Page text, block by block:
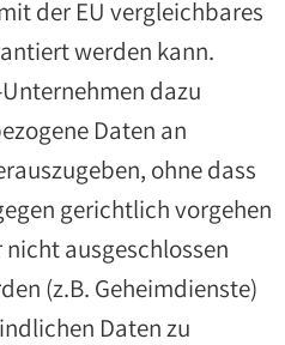
der EU vergleichbares
werden kann.
dazu
Daten an
ohne dass
gerichtlich vorgehen
ausgeschlossen
(z.B. Geheimdienste)
Daten zu